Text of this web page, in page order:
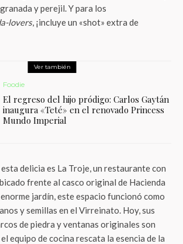
y perejil. Y para los
lovers, ¡incluye un «shot» extra de
Ver también
Foodie
El regreso del hijo pródigo: Carlos Gaytán
inaugura «Teté» en el renovado Princess
Mundo Imperial
delicia es La Troje, un restaurante con
frente al casco original de Hacienda
jardín, este espacio funcionó como
y semillas en el Virreinato. Hoy, sus
de piedra y ventanas originales son
equipo de cocina rescata la esencia de la